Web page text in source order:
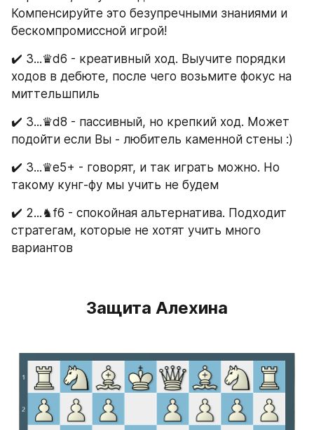
Компенсируйте это безупречными знаниями и
бескомпромиссной игрой!
✔️ 3...♛d6 - креативный ход. Выучите порядки
ходов в дебюте, после чего возьмите фокус на
миттельшпиль
✔️ 3...♛d8 - пассивный, но крепкий ход. Может
подойти если Вы - любитель каменной стены :)
✔️ 3...♛е5+ - говорят, и так играть можно. Но
такому кунг-фу мы учить не будем
✔️ 2...♞f6 - спокойная альтернатива. Подходит
стратегам, которые не хотят учить много
вариантов
Защита Алехина